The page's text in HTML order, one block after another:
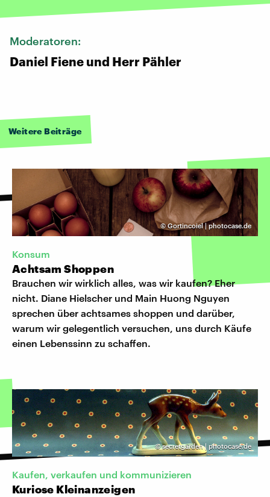
Moderatoren:
Daniel Fiene und Herr Pähler
Weitere Beiträge
©Gortincoiel | photocase.de
Konsum
Achtsam Shoppen
Brauchen wir wirklich alles, was wir kaufen? Eher
nicht. Diane Hielscher und Main Huong Nguyen
sprechen über achtsames shoppen und darüber,
warum wir gelegentlich versuchen, uns durch Käufe
einen Lebenssinn zu schaffen.
©secretgarden | photocase.de
Kaufen, verkaufen und kommunizieren
Kuriose Kleinanzeigen